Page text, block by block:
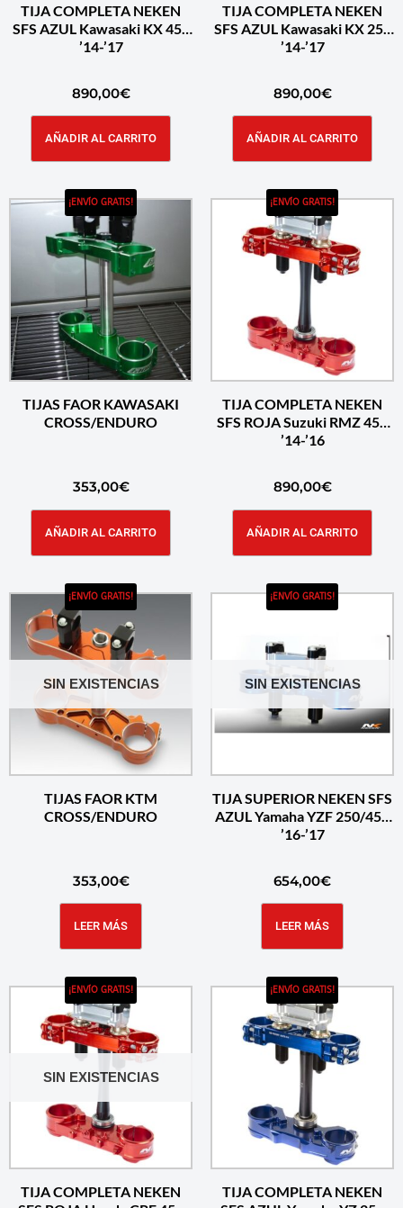
TIJA COMPLETA NEKEN
SFS AZUL Kawasaki KX 450
’14-’17
890,00€
AÑADIR AL CARRITO
TIJA COMPLETA NEKEN
SFS AZUL Kawasaki KX 250
’14-’17
890,00€
AÑADIR AL CARRITO
¡ENVÍO GRATIS!
TIJAS FAOR KAWASAKI
CROSS/ENDURO
353,00€
AÑADIR AL CARRITO
¡ENVÍO GRATIS!
TIJA COMPLETA NEKEN
SFS ROJA Suzuki RMZ 450
’14-’16
890,00€
AÑADIR AL CARRITO
SIN EXISTENCIAS
¡ENVÍO GRATIS!
TIJAS FAOR KTM
CROSS/ENDURO
353,00€
LEER MÁS
SIN EXISTENCIAS
¡ENVÍO GRATIS!
TIJA SUPERIOR NEKEN SFS
AZUL Yamaha YZF 250/450
’16-’17
654,00€
LEER MÁS
SIN EXISTENCIAS
¡ENVÍO GRATIS!
TIJA COMPLETA NEKEN
¡ENVÍO GRATIS!
TIJA COMPLETA NEKEN